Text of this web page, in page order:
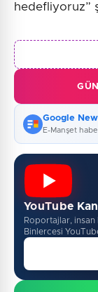
hedefliyoruz”
Google
E-Manşet
YouTube
Roportajlar, insan
Binlercesi